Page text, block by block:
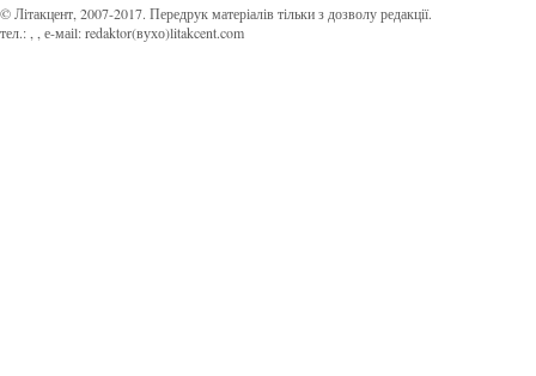
© Літакцент, 2007-2017. Передрук матеріалів тільки з дозволу редакції.
тел.:
, е-маіl:redaktor(вухо)litakcent.com